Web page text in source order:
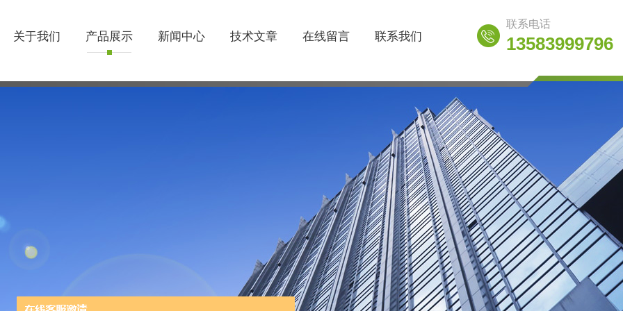
关于我们 产品展示 新闻中心 技术文章 在线留言 联系我们
联系电话
13583999796